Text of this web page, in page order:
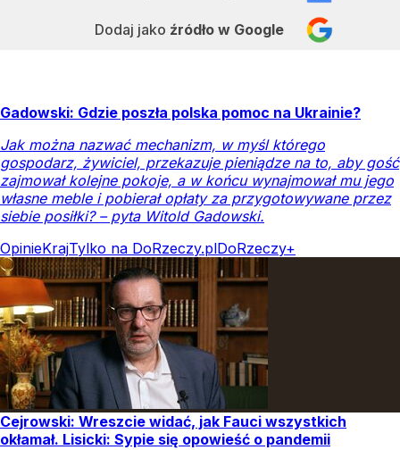
Dodaj jako źródło w Google
Gadowski: Gdzie poszła polska pomoc na Ukrainie?
Jak można nazwać mechanizm, w myśl którego
gospodarz, żywiciel, przekazuje pieniądze na to, aby gość
zajmował kolejne pokoje, a w końcu wynajmował mu jego
własne meble i pobierał opłaty za przygotowywane przez
siebie posiłki? – pyta Witold Gadowski.
OpinieKrajTylko na DoRzeczy.plDoRzeczy+
Cejrowski: Wreszcie widać, jak Fauci wszystkich
okłamał. Lisicki: Sypie się opowieść o pandemii